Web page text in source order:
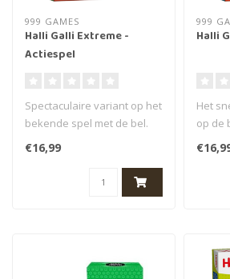
999 GAMES
Halli Galli Extreme -
Actiespel
Spectaculaire variant op het
bekende spel met de bel.
Druk op de bel als je twee..
€16,99
999
Halli
Het
op de
zijn...